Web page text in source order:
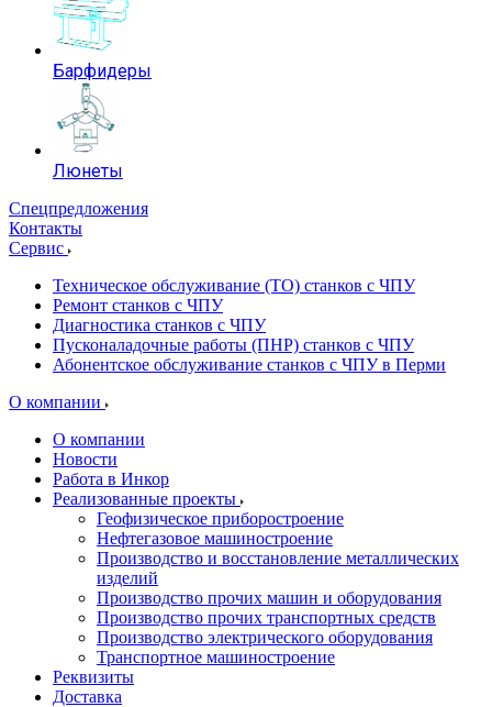
Барфидеры
Люнеты
Спецпредложения
Контакты
Сервис
Техническое обслуживание (ТО) станков с ЧПУ
Ремонт станков с ЧПУ
Диагностика станков с ЧПУ
Пусконаладочные работы (ПНР) станков с ЧПУ
Абонентское обслуживание станков с ЧПУ в Перми
О компании
О компании
Новости
Работа в Инкор
Реализованные проекты
Геофизическое приборостроение
Нефтегазовое машиностроение
Производство и восстановление металлических
изделий
Производство прочих машин и оборудования
Производство прочих транспортных средств
Производство электрического оборудования
Транспортное машиностроение
Реквизиты
Доставка